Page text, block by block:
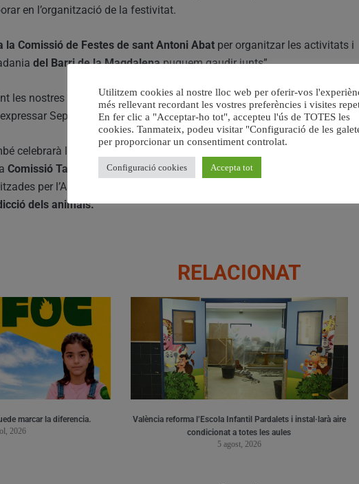
en l’organització de la festivitat.
la Comissió de Festes de sant Antoni Abat per organitzar les activitats i
del Barri de la Magdalenapuguem gaudir junts”.
les nostres tradicions. Ha sigut un plaer compartir aquests moments
Sepúlveda als veïns i veïnes delBarri de la Magdalena.
celebrarà la festivitat de Sant Antoni
Comissió Taurina Nova Sant Antoni, i els dies 11 i 12 de febrer se
per l’Associació Cultural Sant Antoni de Massamagrell, entre elles
dels animals.
RELACIONAT
marcar la diferencia.
2026
València reforma l’Escola Infantil Pardalets i instal·larà aire
condicionat a totes les aules
5 agost, 2026
Utilitzem cookies al nostre lloc web per oferir-vos
més rellevant recordant les vostres preferències i visites
En fer clic a "Acceptar-ho tot", accepteu l'ús de TOTES les
cookies. Tanmateix, podeu visitar "Configuració de les
per proporcionar un consentiment controlat.
Configuració cookies Accepta tot